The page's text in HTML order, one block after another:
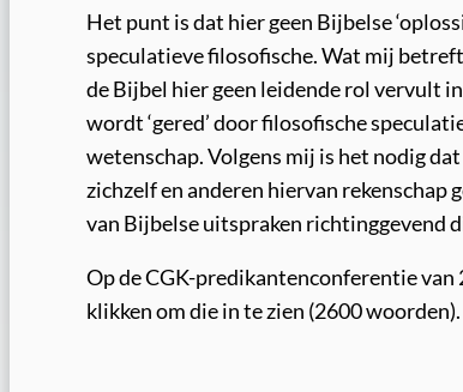
Het punt is dat hier geen Bijbelse
speculatieve filosofische. Wat mij
de Bijbel hier geen leidende rol vervult
wordt ‘gered’ door filosofische
wetenschap. Volgens mij is het nodig
zichzelf en anderen hiervan rekenschap
van Bijbelse uitspraken richtinggevend
Op de CGK-predikantenconferentie van
klikken om die in te zien (2600